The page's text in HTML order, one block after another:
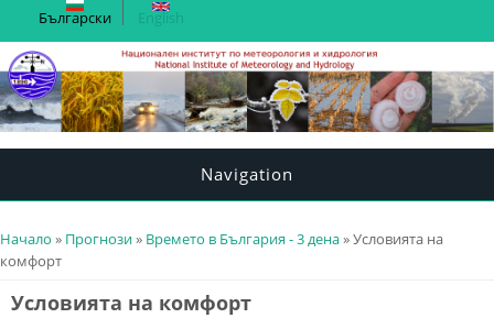
Български English
Navigation
You are here
Начало » Прогнози» Времето в България - 3 дена» Условията на
комфорт
Условията на комфорт